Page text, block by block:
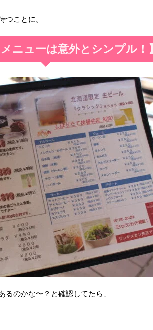
つことに。
ニューは意外とシンプル！】
のかな〜？と確認してたら、